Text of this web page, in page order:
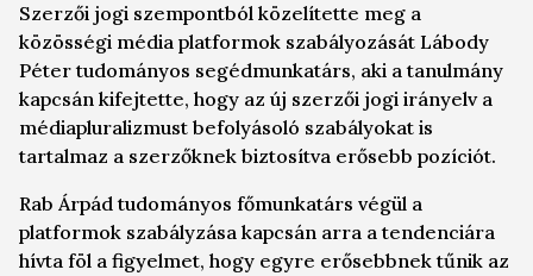
Szerzői jogi szempontból közelítette meg a
közösségi média platformok szabályozását Lábody
Péter tudományos segédmunkatárs, aki a tanulmány
kapcsán kifejtette, hogy az új szerzői jogi irányelv a
médiapluralizmust befolyásoló szabályokat is
tartalmaz a szerzőknek biztosítva erősebb pozíciót.
Rab Árpád tudományos főmunkatárs végül a
platformok szabályzása kapcsán arra a tendenciára
hívta föl a figyelmet, hogy egyre erősebbnek tűnik az